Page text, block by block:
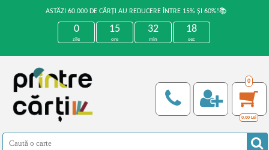
ASTĂZI 60.000 DE CĂRȚI AU REDUCERE ÎNTRE 15% ȘI 60%!📚
0
zile
15
ore
32
min
18
sec
0
0,00 Lei